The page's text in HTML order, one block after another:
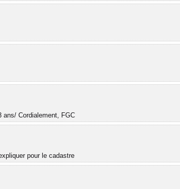
ans/ Cordialement, FGC
pour le cadastre